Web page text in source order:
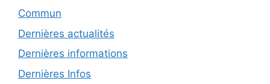
Commun
Dernières actualités
Dernières informations
Dernières Infos